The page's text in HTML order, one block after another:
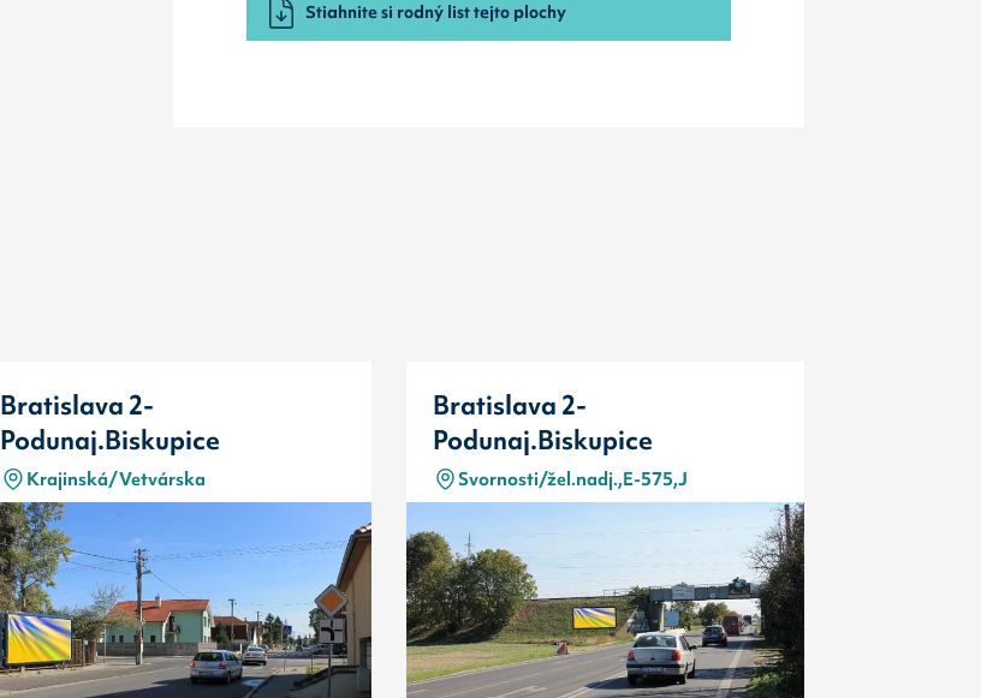
Stiahnite si rodný list tejto plochy
Bratislava 2-
Podunaj.Biskupice
Krajinská/Vetvárska
Bratislava 2-
Podunaj.Biskupice
Svornosti/žel.nadj.,E-575,J